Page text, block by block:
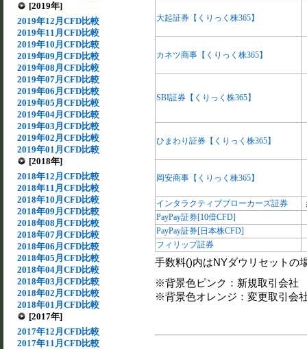
[2019年]
2019年12月CFD比較
2019年11月CFD比較
2019年10月CFD比較
2019年09月CFD比較
2019年08月CFD比較
2019年07月CFD比較
2019年06月CFD比較
2019年05月CFD比較
2019年04月CFD比較
2019年03月CFD比較
2019年02月CFD比較
2019年01月CFD比較
[2018年]
2018年12月CFD比較
2018年11月CFD比較
2018年10月CFD比較
2018年09月CFD比較
2018年08月CFD比較
2018年07月CFD比較
2018年06月CFD比較
2018年05月CFD比較
2018年04月CFD比較
2018年03月CFD比較
2018年02月CFD比較
2018年01月CFD比較
[2017年]
2017年12月CFD比較
2017年11月CFD比較
大起証券【くりっく株365】
カネツ商事【くりっく株365】
SBI証券【くりっく株365】
ひまわり証券【くりっく株365】
岡安商事【くりっく株365】
インタラクティブブローカーズ証券
PayPay証券[10倍CFD]
PayPay証券[日本株CFD]
フィリップ証券
手数料()内はNYダウリセットの
※背景色ピンク：新規取引会社
※背景色オレンジ：変更取引会